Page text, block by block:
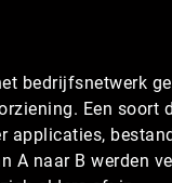
bedrijfsnetwerk
Een soort
applicaties,
A naar B werden